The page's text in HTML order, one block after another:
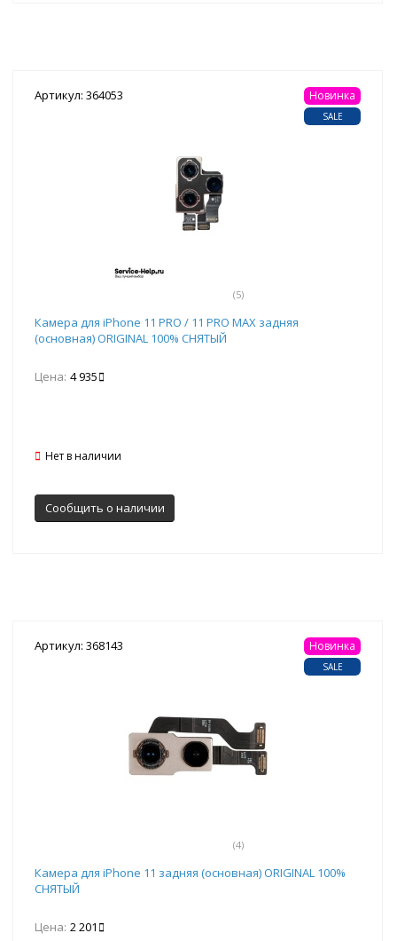
Артикул: 364053
(5)
Новинка
SALE
Камера для iPhone 11 PRO / 11 PRO MAX задняя
(основная) ORIGINAL 100% СНЯТЫЙ
Цена: 4 935
Нет в наличии
Сообщить о наличии
Артикул: 368143
(4)
Новинка
SALE
Камера для iPhone 11 задняя (основная) ORIGINAL 100%
СНЯТЫЙ
Цена: 2 201